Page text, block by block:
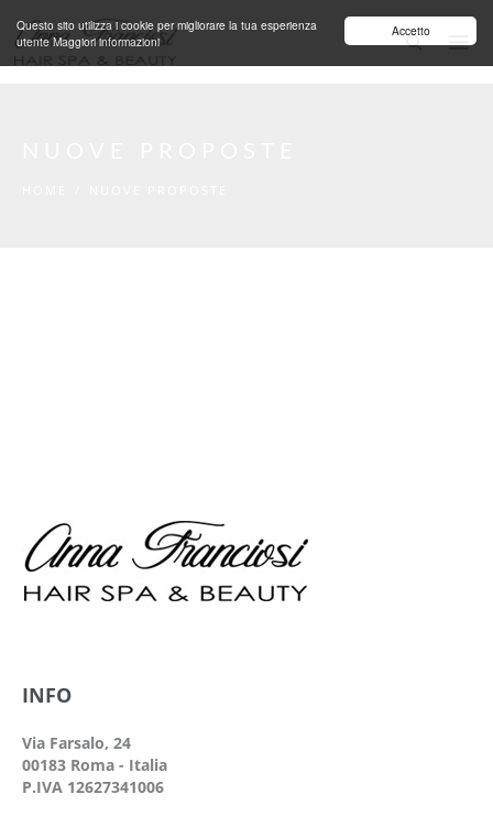
Accetto
Questo sito utilizza i cookie per migliorare la tua esperienza
utenteMaggiori informazioni
Salta al contenuto principale
INFO
Via Farsalo, 24
00183 Roma - Italia
P.IVA 12627341006